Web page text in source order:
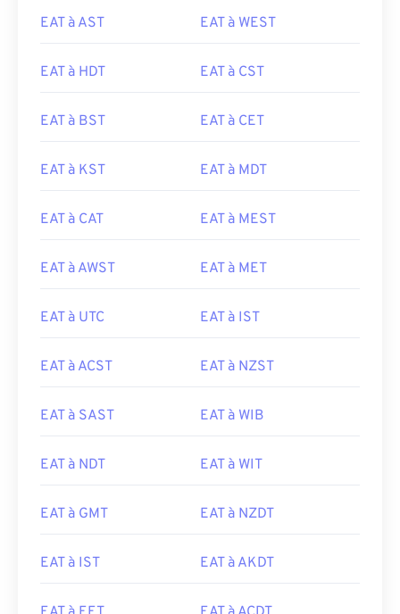
EAT à AST EAT à WEST
EAT à HDT EAT à CST
EAT à BST EAT à CET
EAT à KST EAT à MDT
EAT à CAT EAT à MEST
EAT à AWST EAT à MET
EAT à UTC EAT à IST
EAT à ACST EAT à NZST
EAT à SAST EAT à WIB
EAT à NDT EAT à WIT
EAT à GMT EAT à NZDT
EAT à IST EAT à AKDT